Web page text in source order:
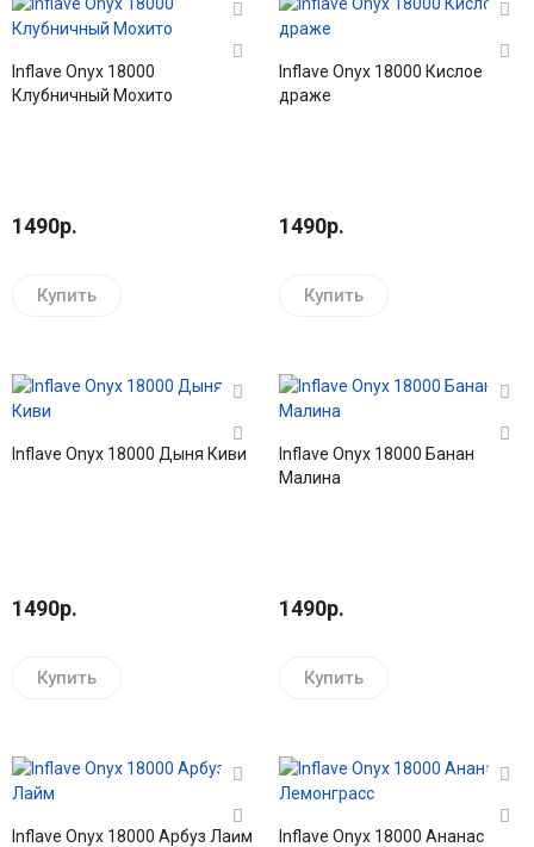
Inflave Onyx 18000
Клубничный Мохито
1490р.
Купить
Inflave Onyx 18000 Кислое
драже
1490р.
Купить
Inflave Onyx 18000 Дыня Киви
1490р.
Купить
Inflave Onyx 18000 Банан
Малина
1490р.
Купить
Inflave Onyx 18000 Арбуз Лайм
Inflave Onyx 18000 Ананас